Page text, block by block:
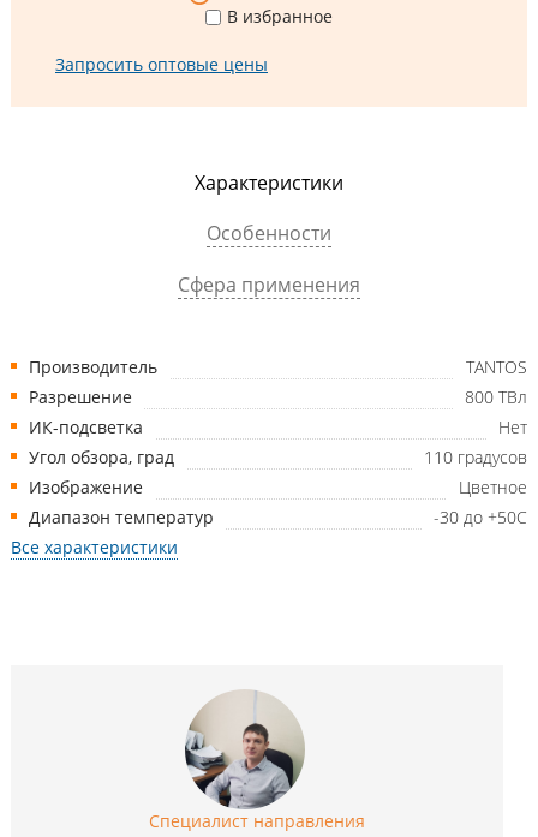
В избранное
Запросить оптовые цены
Характеристики
Особенности
Сфера применения
Производитель
TANTOS
Разрешение
800 ТВл
ИК-подсветка
Нет
Угол обзора, град
110 градусов
Изображение
Цветное
Диапазон температур
-30 до +50С
Все характеристики
Специалист направления